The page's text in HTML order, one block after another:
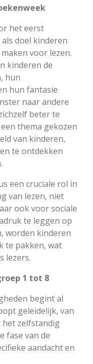
het eerst
doel kinderen
voor lezen.
kinderen de
hun
hun fantasie
naar andere
beter te
thema gekozen
van kinderen,
te ontdekken
een cruciale rol in
van lezen, niet
ook voor sociale
te leggen op
worden kinderen
te pakken, wat
lezers.
1 tot 8
begint al
geleidelijk, van
het zelfstandig
fase van de
aandacht en